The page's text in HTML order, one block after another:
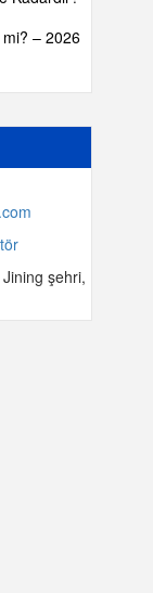
mi? – 2026
Jining şehri,